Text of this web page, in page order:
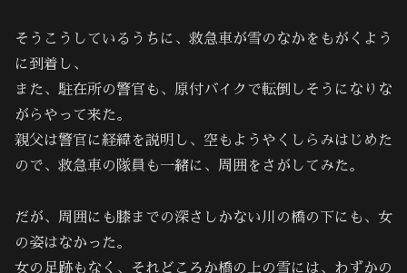
そうこうしているうちに、救急車が雪のなかをもがくよう
に到着し、
また、駐在所の警官も、原付バイクで転倒しそうになりな
がらやって来た。
親父は警官に経緯を説明し、空もようやくしらみはじめた
ので、救急車の隊員も一緒に、周囲をさがしてみた。
だが、周囲にも膝までの深さしかない川の橋の下にも、女
の姿はなかった。
女の足跡もなく、それどころか橋の上の雪には、わずかの